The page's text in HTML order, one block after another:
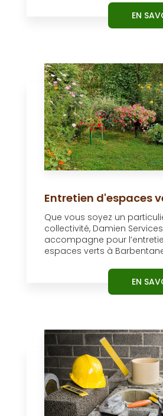
EN
Entretien d'espaces
Que vous soyez un
collectivité, Damien
accompagne pour
espaces verts à
EN